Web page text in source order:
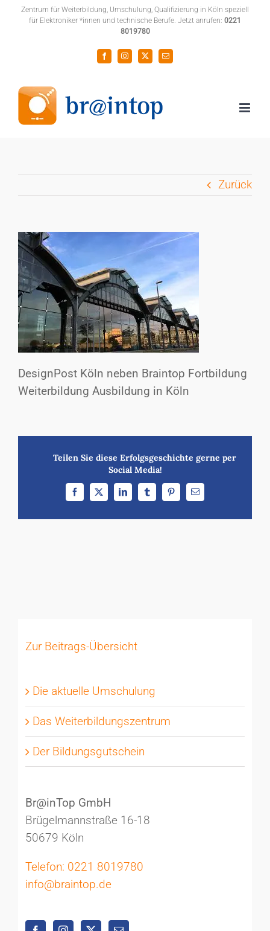
ZumZentrum für Weiterbildung, Umschulung, Qualifizierung in Köln speziell
für Elektroniker *innen und technische Berufe. Jetzt anrufen: 0221
8019780
FacebookInstagram
X
E-
Mail
Zurück
DesignPost Köln neben Braintop Fortbildung
Weiterbildung Ausbildung in Köln
Teilen Sie diese Erfolgsgeschichte gerne per
Social Media!
Facebook
X LinkedInTumblrPinterest
E-
Mail
Zur Beitrags-Übersicht
Die aktuelle Umschulung
Das Weiterbildungszentrum
Der Bildungsgutschein
Br@inTop GmbH
Brügelmannstraße 16-18
50679 Köln
Telefon: 0221 8019780
info@braintop.de